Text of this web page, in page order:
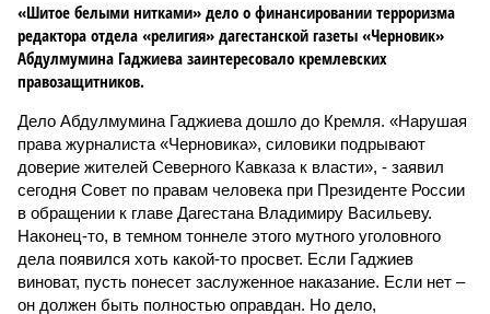
«Шитое белыми нитками» дело о финансировании терроризма
редактора отдела «религия» дагестанской газеты «Черновик»
Абдулмумина Гаджиева заинтересовало кремлевских
правозащитников.
Дело Абдулмумина Гаджиева дошло до Кремля. «Нарушая
права журналиста «Черновика», силовики подрывают
доверие жителей Северного Кавказа к власти», - заявил
сегодня Совет по правам человека при Президенте России
в обращении к главе Дагестана Владимиру Васильеву.
Наконец-то, в темном тоннеле этого мутного уголовного
дела появился хоть какой-то просвет. Если Гаджиев
виноват, пусть понесет заслуженное наказание. Если нет –
он должен быть полностью оправдан. Но дело,